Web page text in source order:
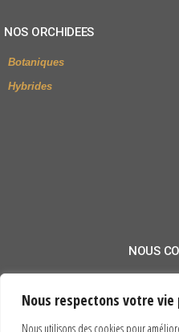
Nous respectons votre vie
Nous utilisons des cookies pour
NOS ORCHIDEES
Botaniques
Hybrides
NOUS